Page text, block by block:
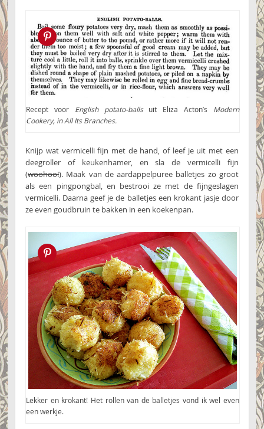
Pin this!
Recept voor English potato-ballsuit Eliza Acton’s Modern
Cookery, in All Its Branches.
Knijp wat vermicelli fijn met de hand, of leef je uit met een
deegroller of keukenhamer, en sla de vermicelli fijn
(woohoo!). Maak van de aardappelpuree balletjes zo groot
als een pingpongbal, en bestrooi ze met de fijngeslagen
vermicelli. Daarna geef je de balletjes een krokant jasje door
ze even goudbruin te bakken in een koekenpan.
Pin this!
Lekker en krokant! Het rollen van de balletjes vond ik wel even
een werkje.